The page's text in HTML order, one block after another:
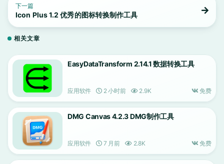
下一篇
Icon Plus 1.2 优秀的图标转换制作工具
相关文章
EasyDataTransform 2.14.1 数据转换工具
应用软件 2 小时前 2.9K 免费
DMG Canvas 4.2.3 DMG制作工具
应用软件 7 月前 2.8K 免费